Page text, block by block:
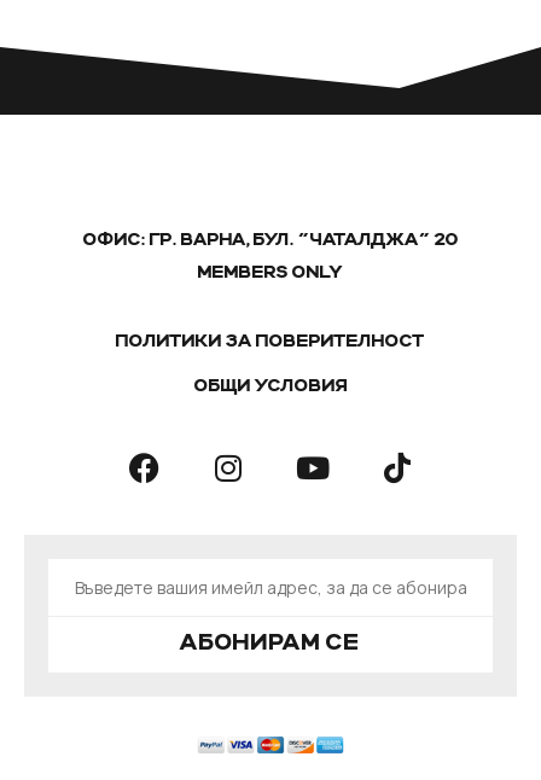
ОФИС: ГР. ВАРНА, БУЛ. "ЧАТАЛДЖА" 20
MEMBERS ONLY
ПОЛИТИКИ ЗА ПОВЕРИТЕЛНОСТ
ОБЩИ УСЛОВИЯ
АБОНИРАМ СЕ